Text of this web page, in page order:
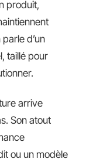
produit,
d’un
taillé pour
arrive
Son atout
ou un modèle